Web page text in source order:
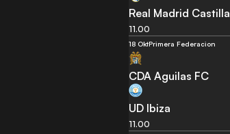
Real Madrid Castilla
11.00
18 OktPrimera Federacion
CDA Aguilas FC
UD Ibiza
11.00